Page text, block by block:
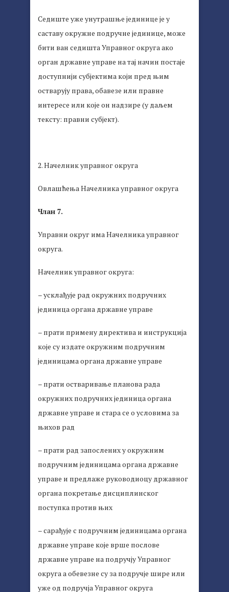
Седиште уже унутрашње јединице је у
саставу окружне подручне јединице, може
бити ван седишта Управног округа ако
орган државне управе на тај начин постаје
доступнији субјектима који пред њим
остварују права, обавезе или правне
интересе или које он надзире (у даљем
тексту: правни субјект).
2. Начелник управног округа
Овлашћења Начелника управног округа
Члан 7.
Управни округ има Начелника управног
округа.
Начелник управног округа:
– усклађује рад окружних подручних
јединица органа државне управе
– прати примену директива и инструкција
које су издате окружним подручним
јединицама органа државне управе
– прати остваривање планова рада
окружних подручних јединица органа
државне управе и стара се о условима за
њихов рад
– прати рад запослених у окружним
подручним јединицама органа државне
управе и предлаже руководиоцу државног
органа покретање дисциплинског
поступка против њих
– сарађује с подручним јединицама органа
државне управе које врше послове
државне управе на подручју Управног
округа а обевезне су за подручје шире или
уже од подручја Управног округа